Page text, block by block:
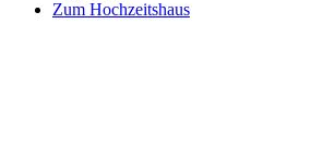
Zum Hochzeitshaus